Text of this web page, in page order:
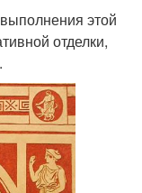
этой
отделки,